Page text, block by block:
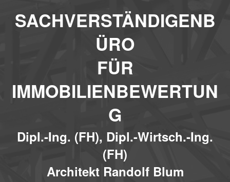
SACHVERSTÄNDIGENB
ÜRO
FÜR
IMMOBILIENBEWERTUN
G
Dipl.-Ing. (FH), Dipl.-Wirtsch.-Ing.
(FH)
Architekt Randolf Blum